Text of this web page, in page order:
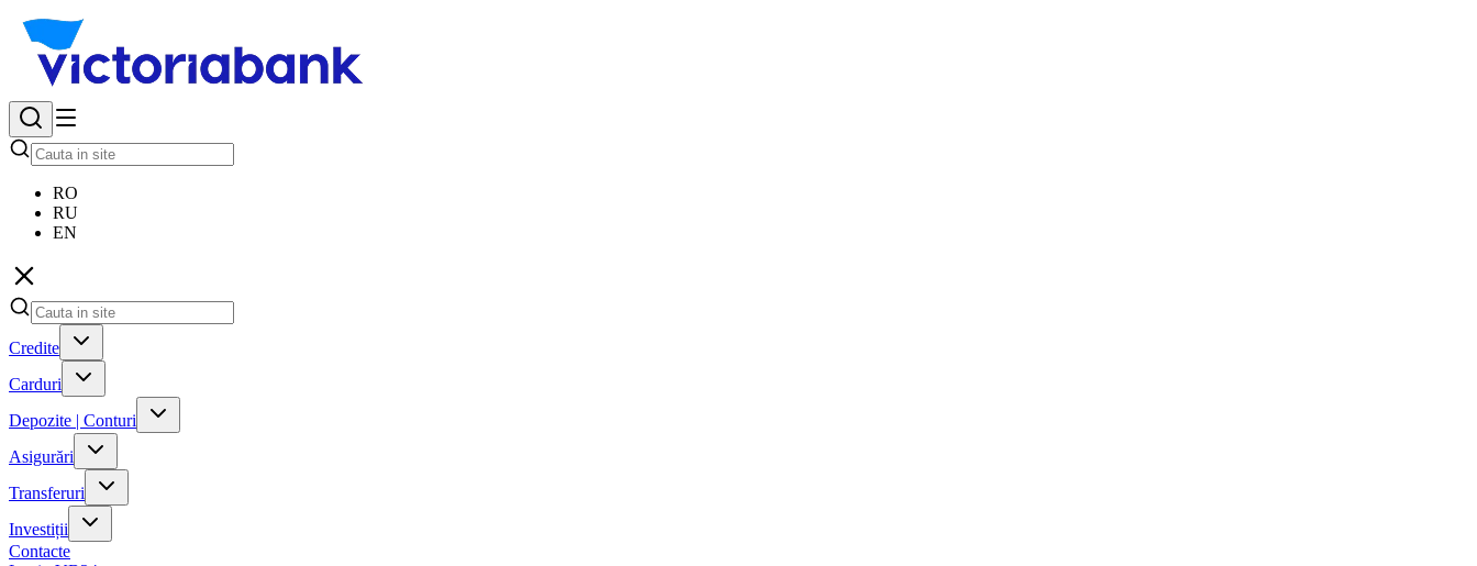
RO
RU
EN
Credite
Carduri
Depozite | Conturi
Asigurări
Transferuri
Investiții
Contacte